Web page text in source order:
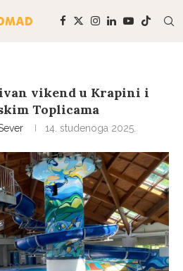
vikend u Krapini i
Toplicama
14. studenoga 2025.